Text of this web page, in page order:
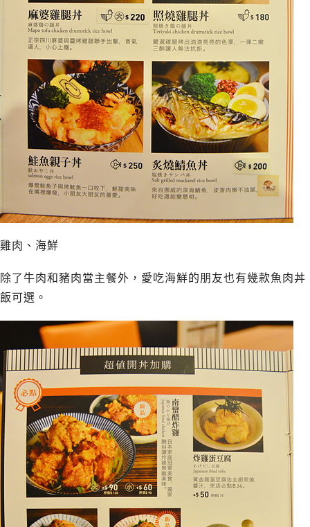
雞肉、海鮮
除了牛肉和豬肉當主餐外，愛吃海鮮的朋友也有幾款魚肉丼
飯可選。